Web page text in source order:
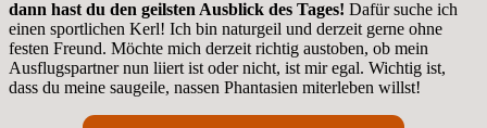
dann hast du den geilsten Ausblick des Tages! Dafür suche ich
einen sportlichen Kerl! Ich bin naturgeil und derzeit gerne ohne
festen Freund. Möchte mich derzeit richtig austoben, ob mein
Ausflugspartner nun liiert ist oder nicht, ist mir egal. Wichtig ist,
dass du meine saugeile, nassen Phantasien miterleben willst!